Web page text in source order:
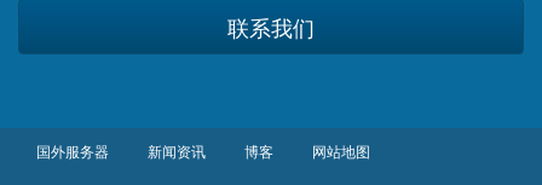
联系我们
国外服务器 新闻资讯 博客 网站地图